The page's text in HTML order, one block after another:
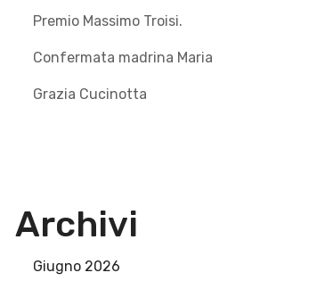
Premio Massimo Troisi.
Confermata madrina Maria
Grazia Cucinotta
Archivi
Giugno 2026